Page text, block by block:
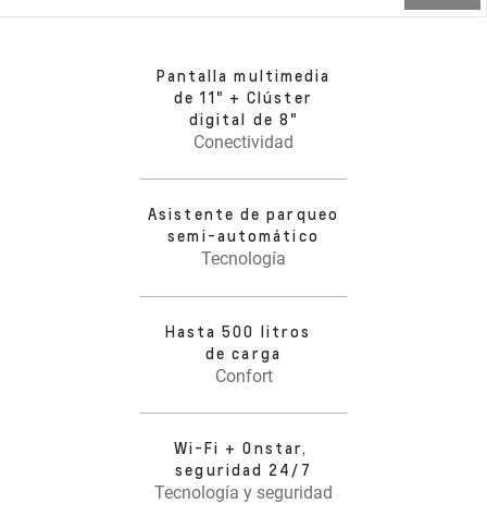
Pantalla multimedia
de 11" + Clúster
digital de 8"
Conectividad
Asistente de parqueo
semi-automático
Tecnología
Hasta 500 litros
de carga
Confort
Wi-Fi + Onstar,
seguridad 24/7
Tecnología y seguridad